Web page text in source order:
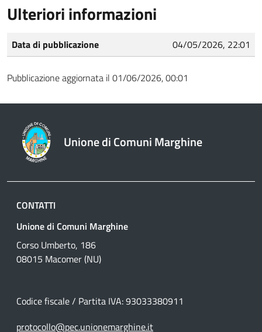
Ulteriori informazioni
Data di pubblicazione 04/05/2026, 22:01
Pubblicazione aggiornata il 01/06/2026, 00:01
Unione di Comuni Marghine
CONTATTI
Unione di Comuni Marghine
Corso Umberto, 186
08015 Macomer (NU)
Codice fiscale / Partita IVA: 93033380911
protocollo@pec.unionemarghine.it